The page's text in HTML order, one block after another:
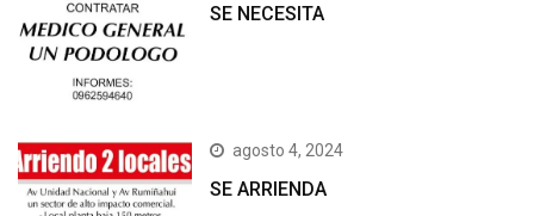
SE NECESITA
agosto 4, 2024
SE ARRIENDA